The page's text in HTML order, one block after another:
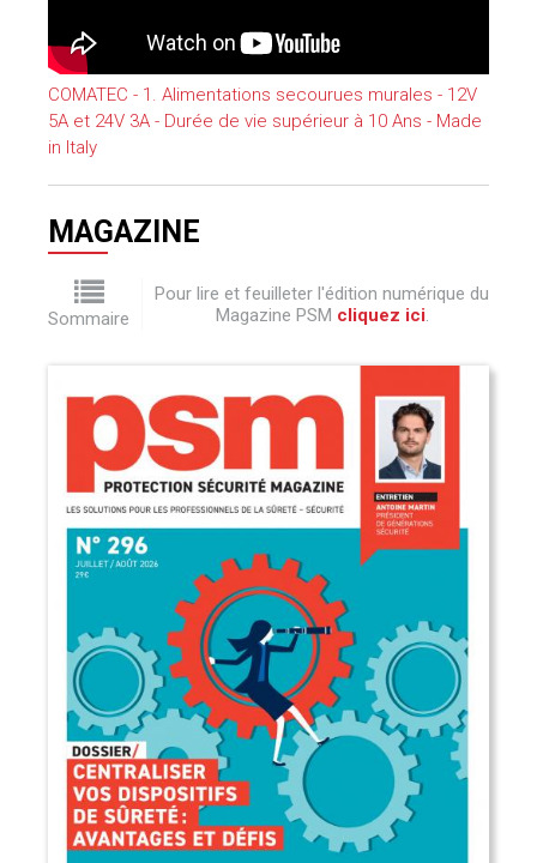
COMATEC - 1. Alimentations secourues murales - 12V
5A et 24V 3A - Durée de vie supérieur à 10 Ans - Made
in Italy
MAGAZINE
Sommaire
Pour lire et feuilleter l'édition numérique du
Magazine PSM cliquez ici.